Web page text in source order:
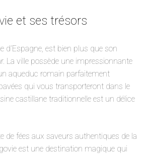
et ses trésors
d’Espagne, est bien plus que son
La ville possède une impressionnante
aqueduc romain parfaitement
qui vous transporteront dans le
castillane traditionnelle est un délice
de fées aux saveurs authentiques de la
est une destination magique qui